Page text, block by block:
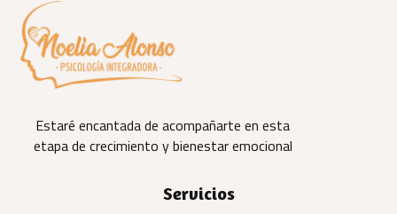
Estaré encantada de acompañarte en esta
etapa de crecimiento y bienestar emocional
Servicios